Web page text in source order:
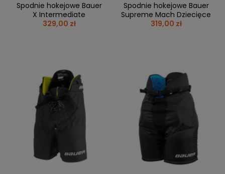
Spodnie hokejowe Bauer
X Intermediate
329,00 zł
Spodnie hokejowe Bauer
Supreme Mach Dziecięce
319,00 zł